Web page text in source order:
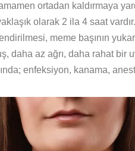
ortadan kaldırmaya
olarak 2 ila 4 saat
meme başının
daha az ağrı, daha rahat
enfeksiyon, kanama,